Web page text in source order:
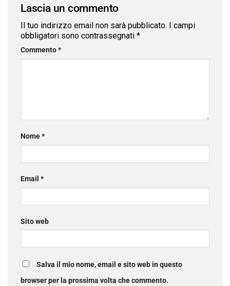
Lascia un commento
Il tuo indirizzo email non sarà pubblicato.
I campi
obbligatori sono contrassegnati *
Commento*
Nome*
Email *
Sito web
Salva il mio nome, email e sito web in questo
browser per la prossima volta che commento.